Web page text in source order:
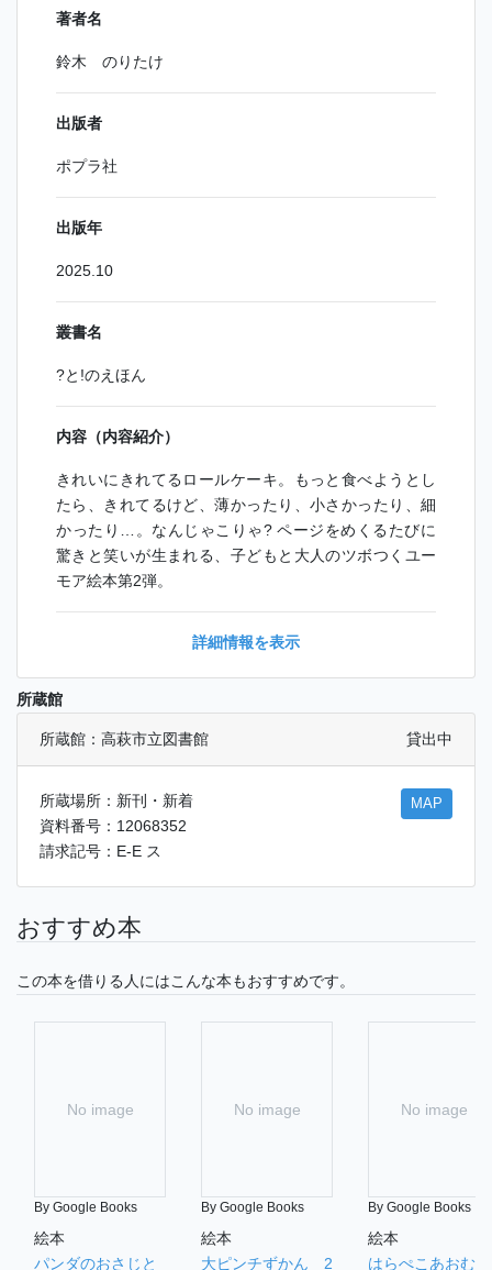
著者名
鈴木 のりたけ
出版者
ポプラ社
出版年
2025.10
叢書名
?と!のえほん
内容（内容紹介）
きれいにきれてるロールケーキ。もっと食べようとし
たら、きれてるけど、薄かったり、小さかったり、細
かったり…。なんじゃこりゃ? ページをめくるたびに
驚きと笑いが生まれる、子どもと大人のツボつくユー
モア絵本第2弾。
詳細情報を表示
所蔵館
所蔵館：高萩市立図書館 貸出中
所蔵場所：新刊・新着
資料番号：12068352
請求記号：E-E ス
MAP
おすすめ本
この本を借りる人にはこんな本もおすすめです。
No image
By Google Books
絵本
パンダのおさじと
No image
By Google Books
絵本
大ピンチずかん 2
No image
By Google Books
絵本
はらぺこあおむし